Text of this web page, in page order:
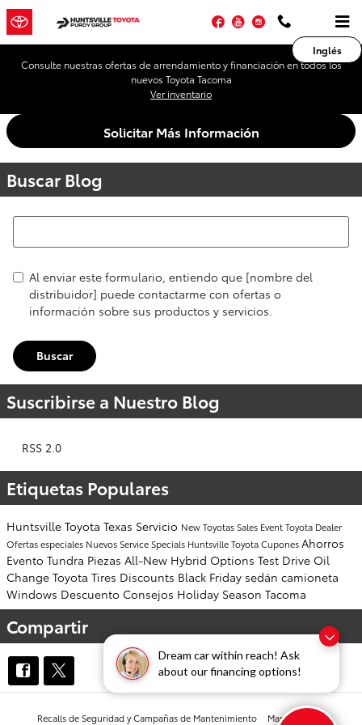
Dream car within reach! Ask
about our financing options!
Saltar al contenido principal
Facebook
YouTubeInstagram
Inglés
Consulte nuestras ofertas de arrendamiento y financiación en todos los
nuevos Toyota Tacoma
Ver inventario
Solicitar Más Información
Buscar Blog
Buscar Blog
Al enviar este formulario, entiendo que [nombre del
distribuidor] puede contactarme con ofertas o
información sobre sus productos y servicios.
Buscar
Suscribirse a Nuestro Blog
RSS 2.0
Etiquetas Populares
Huntsville Toyota Texas Servicio New Toyotas Sales EventToyota Dealer
Ofertas especiales Nuevos Service Specials Huntsville ToyotaCuponesAhorros
Evento Tundra Piezas All-New Hybrid Options Test Drive Oil
Change Toyota Tires Discounts Black Friday sedán camioneta
Windows Descuento Consejos Holiday Season Tacoma
Compartir
Recalls de Seguridad y Campañas de Mantenimiento
Mapa del sitio